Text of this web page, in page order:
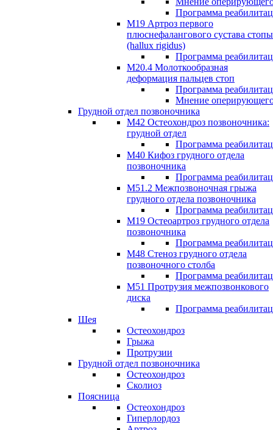
Программа
М19 Артроз первого
плюснефалангового сустава стопы
(hallux rigidus)
Программа
М20.4 Молоткообразная
деформация пальцев стоп
Программа
Мнение
Грудной отдел позвоночника
М42 Остеохондроз позвоночника:
грудной отдел
Программа
М40 Кифоз грудного отдела
позвоночника
Программа
M51.2 Межпозвоночная грыжа
грудного отдела позвоночника
Программа
М19 Остеоартроз грудного отдела
позвоночника
Программа
M48 Стеноз грудного отдела
позвоночного столба
Программа
М51 Протрузия межпозвонкового
диска
Программа
Шея
Остеохондроз
Грыжа
Протрузии
Грудной отдел позвоночника
Остеохондроз
Сколиоз
Поясница
Остеохондроз
Гиперлордоз